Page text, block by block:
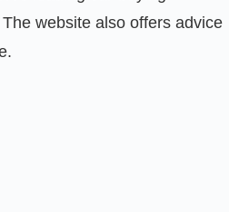
website also offers advice